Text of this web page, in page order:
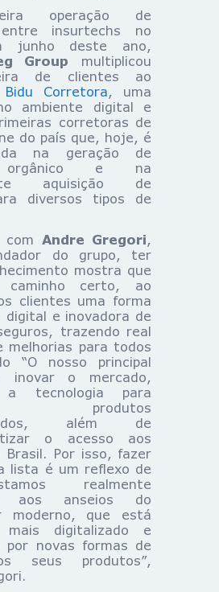
operação de
entre insurtechs no
junho deste ano,
Group multiplicou
de clientes ao
Bidu Corretora , uma
ambiente digital e
corretoras de
do país que, hoje, é
na geração de
orgânico e na
aquisição de
diversos tipos de
com Andre Gregori
do grupo, ter
mostra que
certo, ao
clientes uma forma
e inovadora de
trazendo real
melhorias para todos
“O nosso principal
inovar o mercado,
a tecnologia para
produtos
além de
o acesso aos
Brasil. Por isso, fazer
lista é um reflexo de
realmente
aos anseios do
moderno, que está
digitalizado e
por novas formas de
seus produtos”,